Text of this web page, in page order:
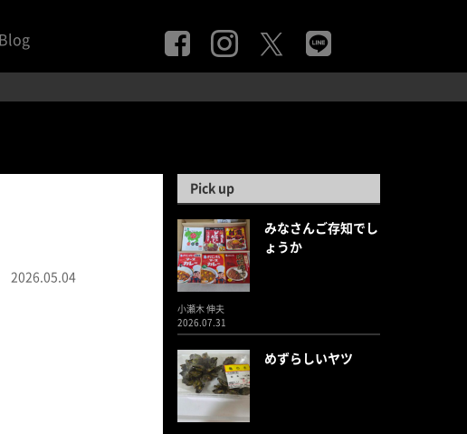
Blog
2026.05.04
Pick up
みなさんご存知でし
ょうか
小瀬木 伸夫
2026.07.31
めずらしいヤツ